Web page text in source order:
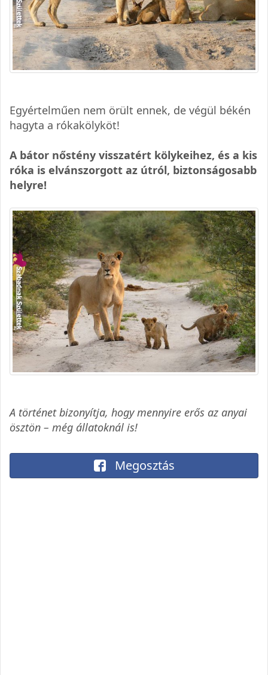
Egyértelműen nem örült ennek, de végül békén
hagyta a rókakölyköt!
A bátor nőstény visszatért kölykeihez, és a kis
róka is elvánszorgott az útról, biztonságosabb
helyre!
A történet bizonyítja, hogy mennyire erős az anyai
ösztön – még állatoknál is!
Megosztás